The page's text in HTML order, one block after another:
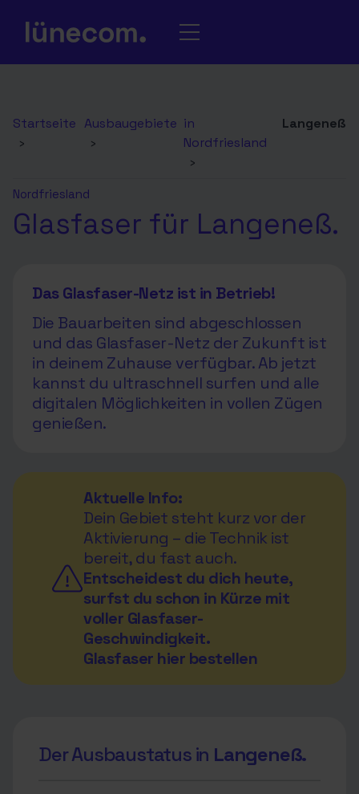
Startseite
›
Ausbaugebiete
›
in
Nordfriesland
›
Langeneß
Nordfriesland
Glasfaser für Langeneß.
Das Glasfaser-Netz ist in Betrieb!
Die Bauarbeiten sind abgeschlossen
und das Glasfaser-Netz der Zukunft ist
in deinem Zuhause verfügbar. Ab jetzt
kannst du ultraschnell surfen und alle
digitalen Möglichkeiten in vollen Zügen
genießen.
Aktuelle Info:
Dein Gebiet steht kurz vor der
Aktivierung – die Technik ist
bereit, du fast auch.
Entscheidest du dich heute,
surfst du schon in Kürze mit
voller Glasfaser-
Geschwindigkeit.
Glasfaser hier bestellen
Der Ausbaustatus in Langeneß.